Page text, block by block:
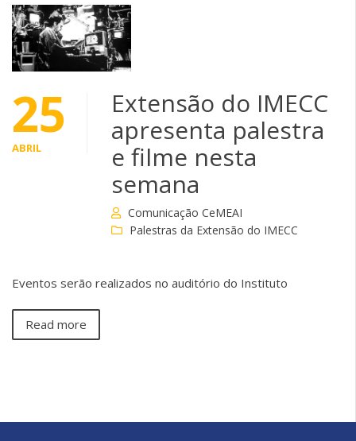
25
ABRIL
Extensão do IMECC
apresenta palestra
e filme nesta
semana
Comunicação CeMEAI
Palestras da Extensão do IMECC
Eventos serão realizados no auditório do Instituto
Read more